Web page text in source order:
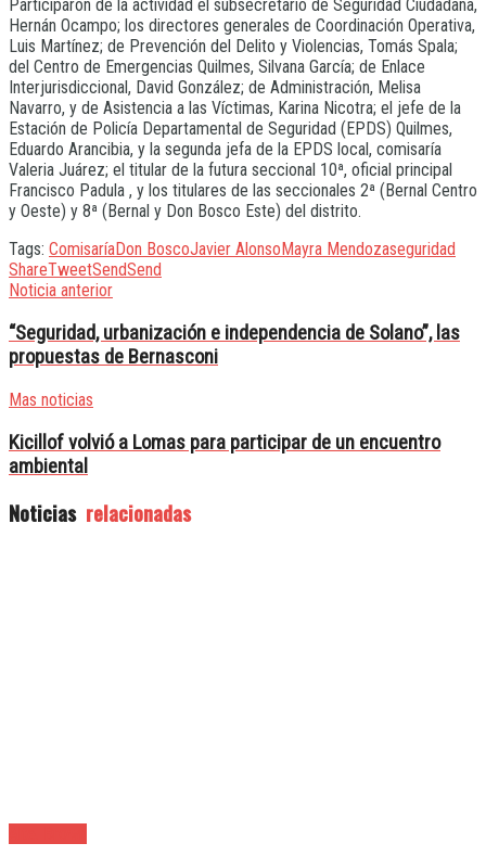
Participaron de la actividad el subsecretario de Seguridad Ciudadana,
Hernán Ocampo; los directores generales de Coordinación Operativa,
Luis Martínez; de Prevención del Delito y Violencias, Tomás Spala;
del Centro de Emergencias Quilmes, Silvana García; de Enlace
Interjurisdiccional, David González; de Administración, Melisa
Navarro, y de Asistencia a las Víctimas, Karina Nicotra; el jefe de la
Estación de Policía Departamental de Seguridad (EPDS) Quilmes,
Eduardo Arancibia, y la segunda jefa de la EPDS local, comisaría
Valeria Juárez; el titular de la futura seccional 10ª, oficial principal
Francisco Padula , y los titulares de las seccionales 2ª (Bernal Centro
y Oeste) y 8ª (Bernal y Don Bosco Este) del distrito.
Tags: ComisaríaDon BoscoJavier Alonso Mayra Mendozaseguridad
ShareTweetSendSend
Noticia anterior
“Seguridad, urbanización e independencia de Solano”, las
propuestas de Bernasconi
Mas noticias
Kicillof volvió a Lomas para participar de un encuentro
ambiental
Noticias relacionadas